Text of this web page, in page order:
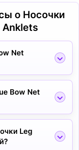
о Носочки
Anklets
Net
Bow Net
Leg